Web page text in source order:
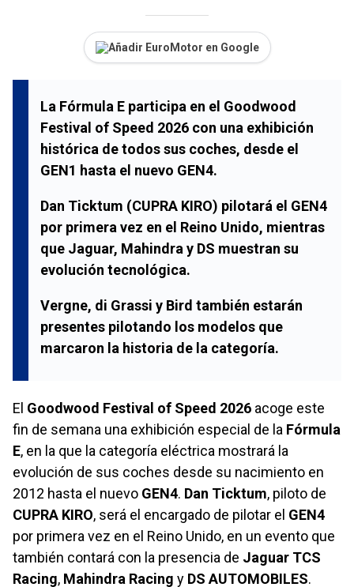
Añadir EuroMotor en Google
La Fórmula E participa en el Goodwood
Festival of Speed 2026 con una exhibición
histórica de todos sus coches, desde el
GEN1 hasta el nuevo GEN4.
Dan Ticktum (CUPRA KIRO) pilotará el GEN4
por primera vez en el Reino Unido, mientras
que Jaguar, Mahindra y DS muestran su
evolución tecnológica.
Vergne, di Grassi y Bird también estarán
presentes pilotando los modelos que
marcaron la historia de la categoría.
El Goodwood Festival of Speed 2026 acoge este
fin de semana una exhibición especial de la Fórmula
E, en la que la categoría eléctrica mostrará la
evolución de sus coches desde su nacimiento en
2012 hasta el nuevo GEN4. Dan Ticktum, piloto de
CUPRA KIRO, será el encargado de pilotar el GEN4
por primera vez en el Reino Unido, en un evento que
también contará con la presencia de Jaguar TCS
Racing, Mahindra Racing y DS AUTOMOBILES.